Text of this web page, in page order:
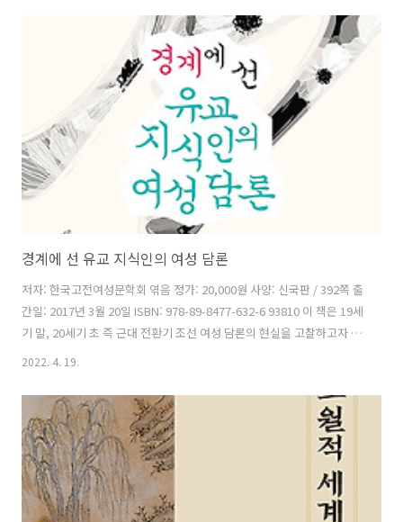
신의 삶과 견주어 보기 위해서다. 이러한 관심이 충족되도록 양식화된 것
이 바로 서사문학이다. 서사문학이 초월적이든 세속적이든 간에 우리의
삶을 의미 있게 다룬 이유도 여기에 있다. 특히 고전서사에는 삶의 문제
가 복합적으로 엮여 있다. 굴곡진 삶을 특화된 이념 속에 배치해 놓았기
때문이다. 종교적인 이념, 사회적인 이..
경계에 선 유교 지식인의 여성 담론
저자: 한국고전여성문학회 엮음 정가: 20,000원 사양: 신국판 / 392쪽 출
간일: 2017년 3월 20일 ISBN: 978-89-8477-632-6 93810 이 책은 19세
기 말, 20세기 초 즉 근대 전환기 조선 여성 담론의 현실을 고찰하고자 하
는 의도로 기획되었다. 1부에서는 열녀 관련 글과 여성 교육의 내용을 검
로기 측면에서, 또 여성 교육은 어떤 여성상을 이상적 여성으로 간주했는
가를 알 수 있는 근거가 되기 때문이다. 2부는 19세기 말, 20세기 초 유교
지식인들의 여성 인식을 개별적으로 접근한 논문들을 수록한 것이다. 각
각의 글을 모아 보면, 위정척사파에 속하는 유교 지식인들이 주장했던 여
성 담론의 성격이 귀납적으로 드러..
2022. 4. 19.